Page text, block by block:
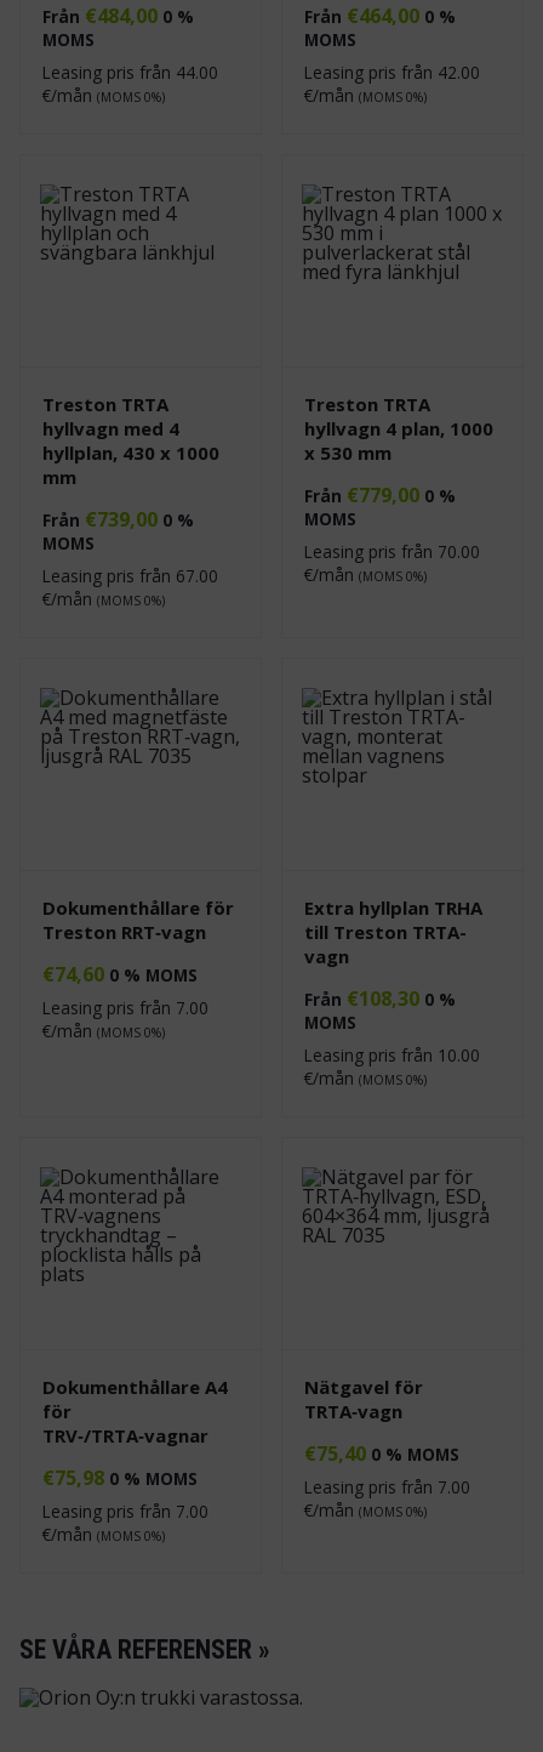
Från €484,00 0 %
MOMS
Leasing pris från 44.00
€/mån (MOMS 0%)
Från €464,00 0 %
MOMS
Leasing pris från 42.00
€/mån (MOMS 0%)
Treston TRTA
hyllvagn med 4
hyllplan, 430 x 1000
mm
Från €739,00 0 %
MOMS
Leasing pris från 67.00
€/mån (MOMS 0%)
Treston TRTA
hyllvagn 4 plan, 1000
x 530 mm
Från €779,00 0 %
MOMS
Leasing pris från 70.00
€/mån (MOMS 0%)
Dokumenthållare för
Treston RRT‑vagn
€74,60 0 % MOMS
Leasing pris från 7.00
€/mån (MOMS 0%)
Extra hyllplan TRHA
till Treston TRTA-
vagn
Från €108,30 0 %
MOMS
Leasing pris från 10.00
€/mån (MOMS 0%)
Dokumenthållare A4
för
TRV‑/TRTA‑vagnar
€75,98 0 % MOMS
Leasing pris från 7.00
€/mån (MOMS 0%)
Nätgavel för
TRTA‑vagn
€75,40 0 % MOMS
Leasing pris från 7.00
€/mån (MOMS 0%)
SE VÅRA REFERENSER »